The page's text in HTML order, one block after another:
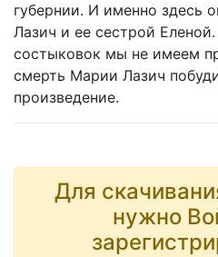
губернии. И именно здесь
Лазич и ее сестрой
состыковок мы не имеем
смерть Марии Лазич
произведение.
Для
нужно